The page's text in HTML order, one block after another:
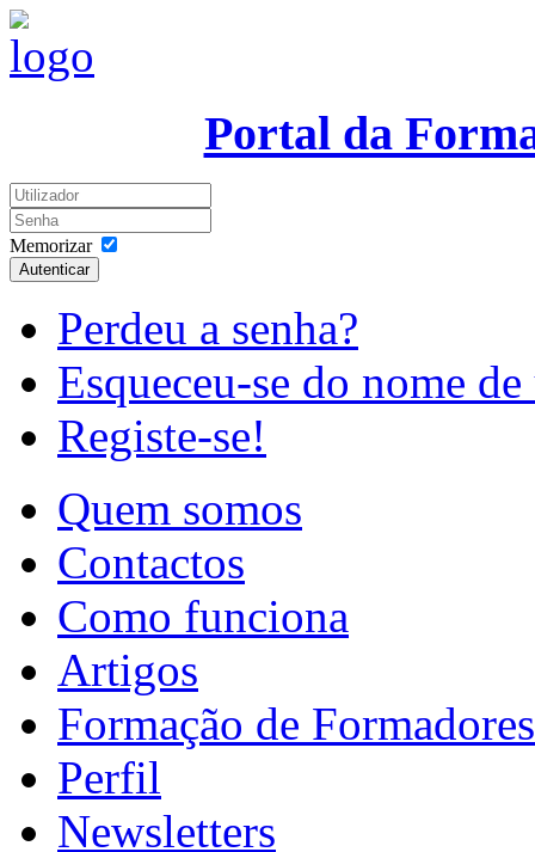
Portal da
Memorizar
Autenticar
Perdeu a senha?
Esqueceu-se do nome
Registe-se!
Quem somos
Contactos
Como funciona
Artigos
Formação de Formadores
Perfil
Newsletters